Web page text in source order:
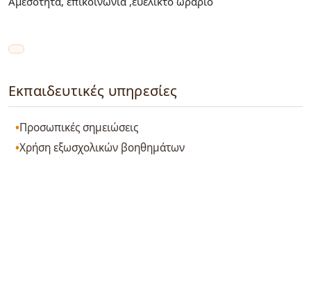
Εκπαιδευτικές υπηρεσίες
Προσωπικές σημειώσεις
Χρήση εξωσχολικών βοηθημάτων